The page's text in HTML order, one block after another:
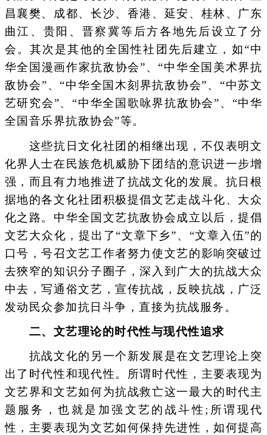
昌襄樊、成都、长沙、香港、延安、桂林、广东
曲江、贵阳、晋察冀等后方各地先后设立了分
会。其次是其他的全国性社团先后建立，如“中
华全国漫画作家抗敌协会”、“中华全国美术界抗
敌协会”、“中华全国木刻界抗敌协会”、“中苏文
艺研究会”、“中华全国歌咏界抗敌协会”、“中华
全国音乐界抗敌协会”等。
这些抗日文化社团的相继出现，不仅表明文
化界人士在民族危机威胁下团结的意识进一步增
强，而且有力地推进了抗战文化的发展。抗日根
据地的各文化社团积极提倡文艺走战斗化、大众
化之路。中华全国文艺抗敌协会成立以后，提倡
文艺大众化，提出了“文章下乡”、“文章入伍”的
口号，号召文艺工作者努力使文艺的影响突破过
去狹窄的知识分子圈子，深入到广大的抗战大众
中去，写通俗文艺，宣传抗战，反映抗战，广泛
发动民众参加抗日斗争，直接为抗战服务。
二、文艺理论的时代性与现代性追求
抗战文化的另一个新发展是在文艺理论上突
出了时代性和现代性。所谓时代性，主要表现为
文艺界和文艺如何为抗战救亡这一最大的时代主
题服务，也就是加强文艺的战斗性;所谓现代
性，主要表现为文艺如何保持先进性，如何提高